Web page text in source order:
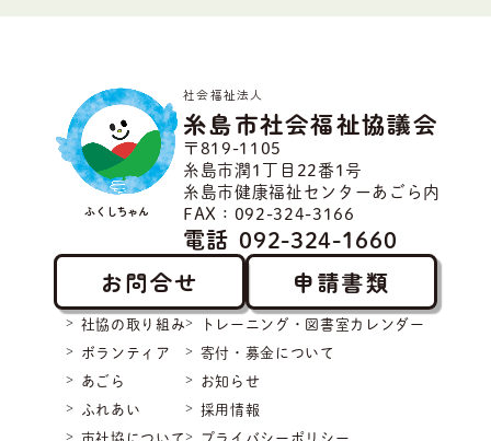
ふくしちゃん
社会福祉法人
糸島市社会福祉協議会
〒819-1105
糸島市潤1丁目22番1号
糸島市健康福祉センターあごら内
FAX：092-324-3166
電話 092-324-1660
お問合せ 申請書類
社協の取り組み
ボランティア
あごら
ふれあい
トレーニング・図書室カレンダー
寄付・募金について
お知らせ
採用情報